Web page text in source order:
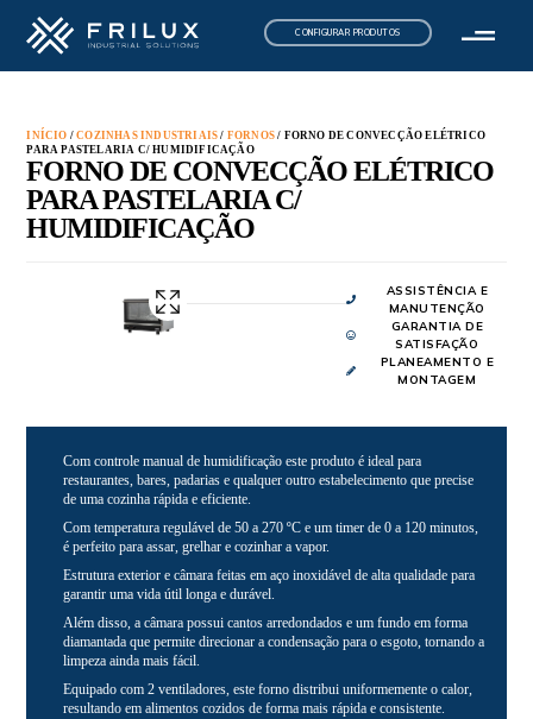
CONFIGURAR PRODUTOS
INÍCIO /COZINHAS INDUSTRIAIS / FORNOS / FORNO DE CONVECÇÃO ELÉTRICO
PARA PASTELARIA C/ HUMIDIFICAÇÃO
FORNO DE CONVECÇÃO ELÉTRICO
PARA PASTELARIA C/
HUMIDIFICAÇÃO
ASSISTÊNCIA E
MANUTENÇÃO
GARANTIA DE
SATISFAÇÃO
PLANEAMENTO E
MONTAGEM
Com controle manual de humidificação este produto é ideal para
restaurantes, bares, padarias e qualquer outro estabelecimento que precise
de uma cozinha rápida e eficiente.
Com temperatura regulável de 50 a 270 ºC e um timer de 0 a 120 minutos,
é perfeito para assar, grelhar e cozinhar a vapor.
Estrutura exterior e câmara feitas em aço inoxidável de alta qualidade para
garantir uma vida útil longa e durável.
Além disso, a câmara possui cantos arredondados e um fundo em forma
diamantada que permite direcionar a condensação para o esgoto, tornando a
limpeza ainda mais fácil.
Equipado com 2 ventiladores, este forno distribui uniformemente o calor,
resultando em alimentos cozidos de forma mais rápida e consistente.